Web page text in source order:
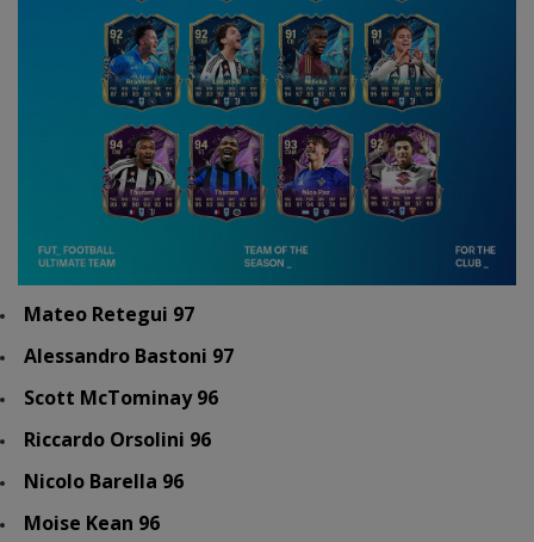
Mateo Retegui 97
Alessandro Bastoni 97
Scott McTominay 96
Riccardo Orsolini 96
Nicolo Barella 96
Moise Kean 96